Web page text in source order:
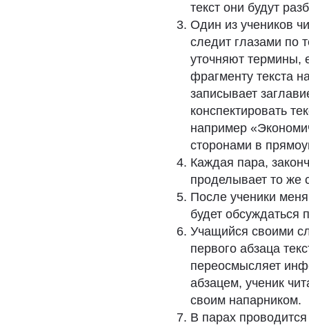
текст они будут
Один из учеников
следит глазами по
уточняют термины,
фрагменту текста
записывает
конспектировать
например
сторонами в
Каждая пара,
проделывает то же
После ученики
будет обсуждаться
Учащийся своими
первого абзаца
переосмысляет
абзацем, ученик
своим напарником.
В парах